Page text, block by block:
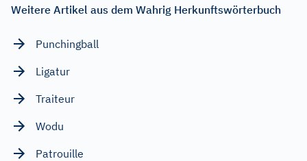
Weitere Artikel aus dem Wahrig Herkunftswörterbuch
Punchingball
Ligatur
Traiteur
Wodu
Patrouille